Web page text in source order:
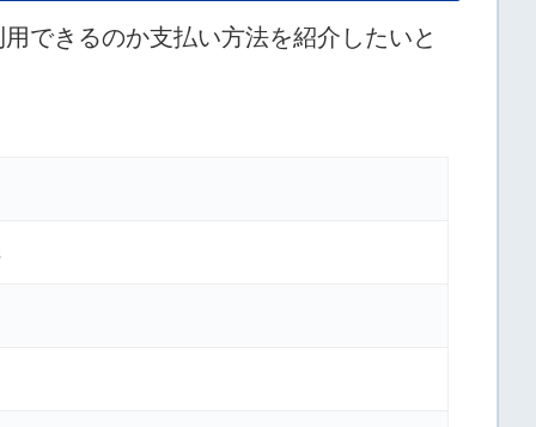
できるのか支払い方法を紹介したいと